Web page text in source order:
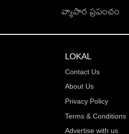
వ్యాపార ప్రపంచం
LOKAL
Contact Us
About Us
Privacy Policy
Terms & Conditions
Advertise with us